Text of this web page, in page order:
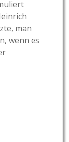
man
wenn es